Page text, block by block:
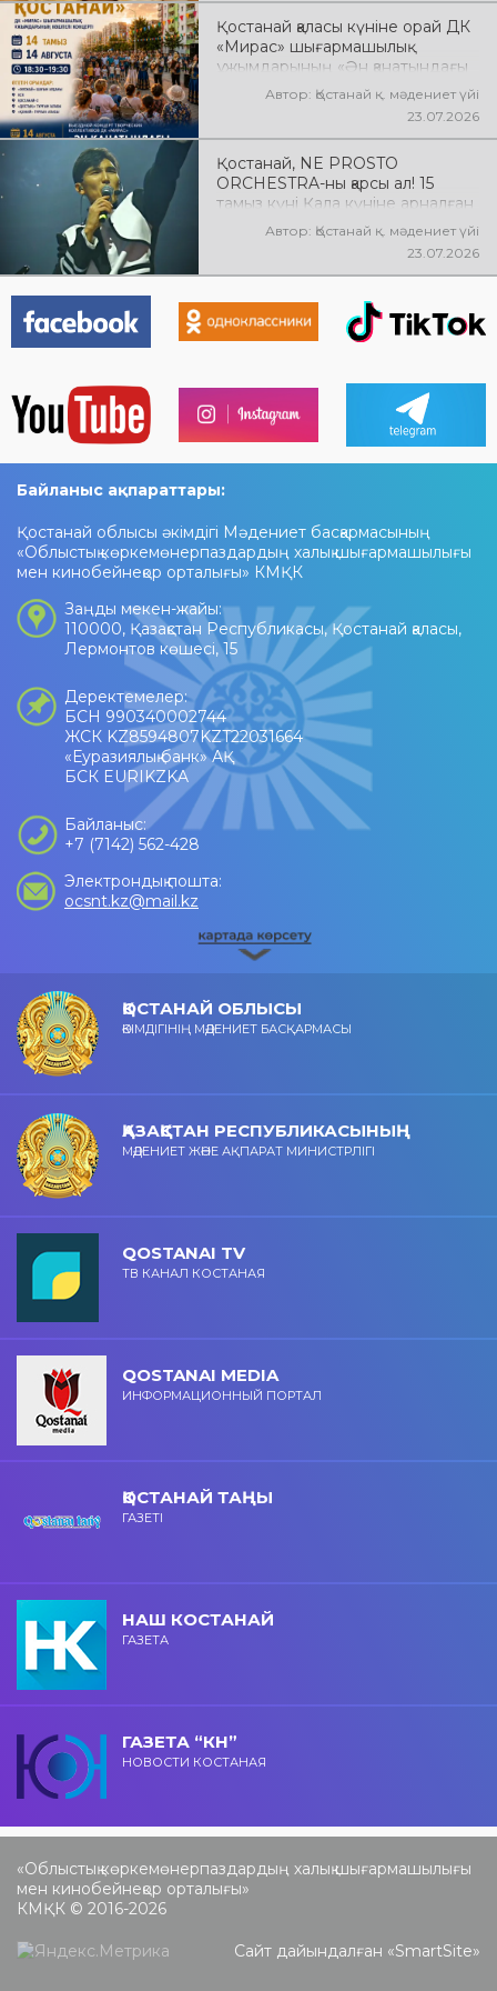
Қостанай қаласы күніне орай ДК
«Мирас» шығармашылық
ұжымдарының «Ән қанатындағы
Қостанай» көшпелі концерті
өтеді! Баршаңызды мерекелік
Автор: Қостанай қ. мәдениет үйі
23.07.2026
Қостанай, NE PROSTO
ORCHESTRA-ны қарсы ал! 15
тамыз күні Қала күніне арналған
мерекелік концертте NE
PROSTO ORCHESTRA өнер
көрсетеді! @ne_prosto_orchestra
Автор: Қостанай қ. мәдениет үйі
23.07.2026
Байланыс ақпараттары:
Қостанай облысы әкімдігі Мәдениет басқармасының
«Облыстық көркемөнерпаздардың халық шығармашылығы
мен кинобейнеқор орталығы» КМҚК
Заңды мекен-жайы:
110000, Қазақстан Республикасы, Қостанай қаласы,
Лермонтов көшесі, 15
Деректемелер:
БСН 990340002744
ЖСК KZ8594807KZT22031664
«Еуразиялық банк» АҚ
БСК EURIKZKA
Байланыс:
+7 (7142) 562-428
Электрондық пошта:
ocsnt.kz@mail.kz
ҚОСТАНАЙ ОБЛЫСЫ
ӘКІМДІГІНІҢ МӘДЕНИЕТ БАСҚАРМАСЫ
ҚАЗАҚСТАН РЕСПУБЛИКАСЫНЫҢ
МӘДЕНИЕТ ЖӘНЕ АҚПАРАТ МИНИСТРЛІГІ
QOSTANAI TV
ТВ КАНАЛ КОСТАНАЯ
QOSTANAI MEDIA
ИНФОРМАЦИОННЫЙ ПОРТАЛ
ҚОСТАНАЙ ТАҢЫ
ГАЗЕТІ
НАШ КОСТАНАЙ
ГАЗЕТА
ГАЗЕТА “КН”
НОВОСТИ КОСТАНАЯ
«Облыстық көркемөнерпаздардың халық шығармашылығы
мен кинобейнеқор орталығы»
КМҚК © 2016-2026
Сайт дайындалған «SmartSite»